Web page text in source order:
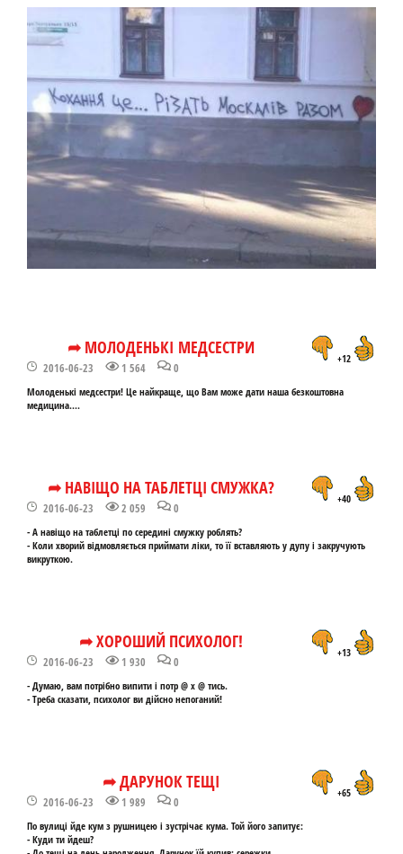
➦ МОЛОДЕНЬКІ МЕДСЕСТРИ
2016-06-23 1 564 0
+12
Молоденькі медсестри! Це найкраще, що Вам може дати наша безкоштовна
медицина....
➦ НАВІЩО НА ТАБЛЕТЦІ СМУЖКА?
2016-06-23 2 059 0
+40
- А навіщо на таблетці по середині смужку роблять?
- Коли хворий відмовляється приймати ліки, то її вставляють у дупу і закручують
викруткою.
➦ ХОРОШИЙ ПСИХОЛОГ!
2016-06-23 1 930 0
+13
- Думаю, вам потрібно випити і потр @ х @ тись.
- Треба сказати, психолог ви дійсно непоганий!
➦ ДАРУНОК ТЕЩІ
2016-06-23 1 989 0
+65
По вулиці йде кум з рушницею і зустрічає кума. Той його запитує:
- Куди ти йдеш?